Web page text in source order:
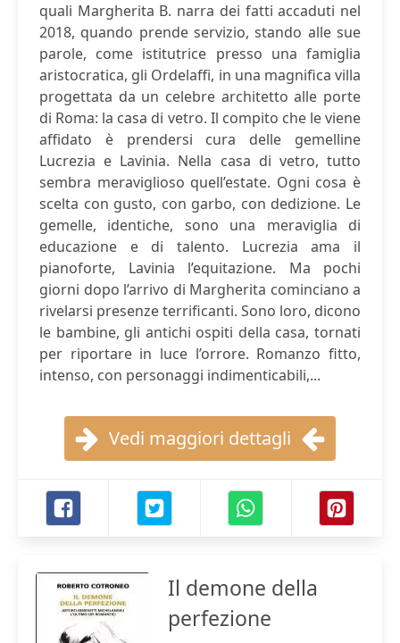
quali Margherita B. narra dei fatti accaduti nel
2018, quando prende servizio, stando alle sue
parole, come istitutrice presso una famiglia
aristocratica, gli Ordelaffi, in una magnifica villa
progettata da un celebre architetto alle porte
di Roma: la casa di vetro. Il compito che le viene
affidato è prendersi cura delle gemelline
Lucrezia e Lavinia. Nella casa di vetro, tutto
sembra meraviglioso quell’estate. Ogni cosa è
scelta con gusto, con garbo, con dedizione. Le
gemelle, identiche, sono una meraviglia di
educazione e di talento. Lucrezia ama il
pianoforte, Lavinia l’equitazione. Ma pochi
giorni dopo l’arrivo di Margherita cominciano a
rivelarsi presenze terrificanti. Sono loro, dicono
le bambine, gli antichi ospiti della casa, tornati
per riportare in luce l’orrore. Romanzo fitto,
intenso, con personaggi indimenticabili,...
Vedi maggiori dettagli
Il demone della
perfezione